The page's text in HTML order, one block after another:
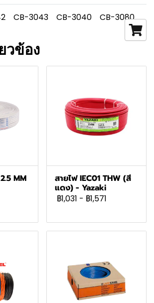
CB-3043 CB-3040
CB-3080
วข้อง
MM สายไฟ IEC01 THW (สี
แดง) - Yazaki
฿1,031 - ฿1,571